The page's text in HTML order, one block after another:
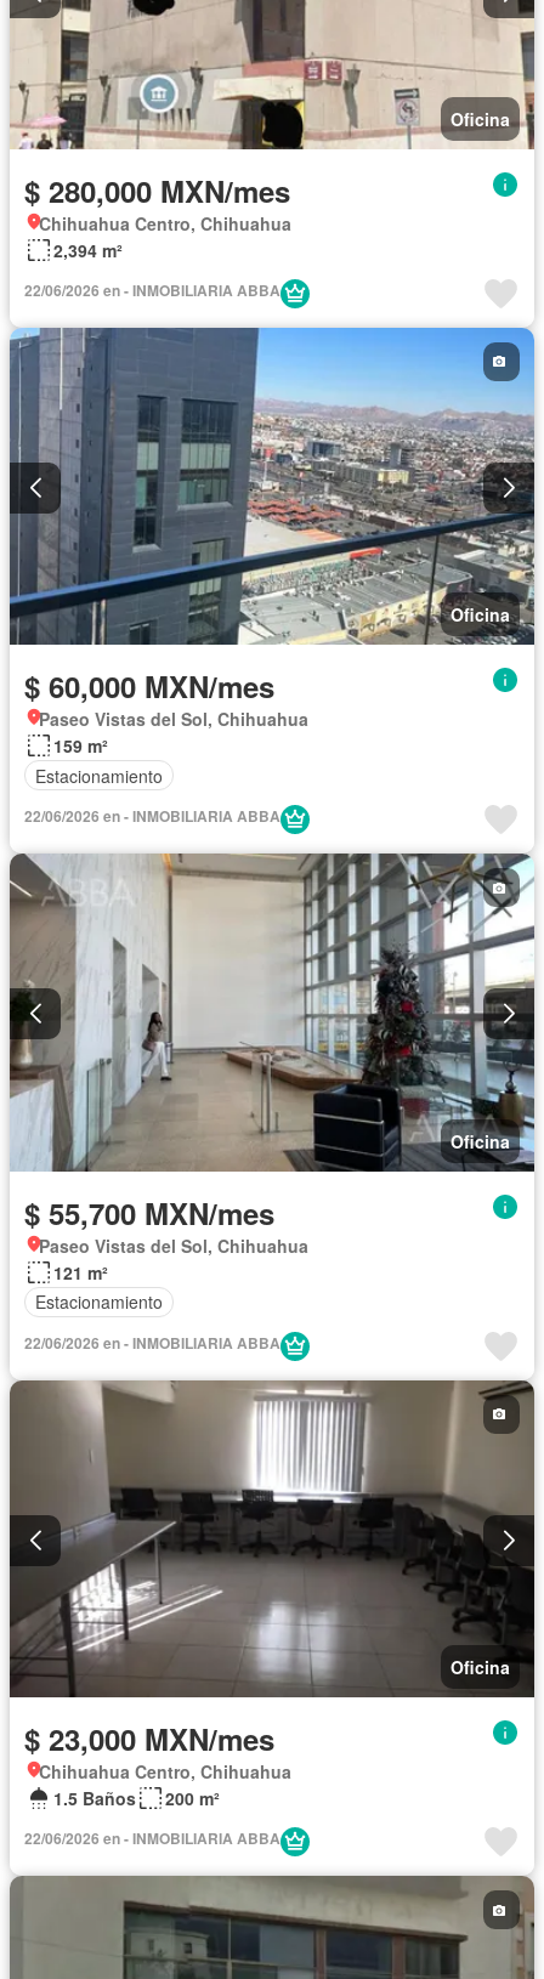
Oficina
$ 280,000 MXN/mes
Chihuahua Centro, Chihuahua
2,394 m²
22/06/2026 en - INMOBILIARIA ABBA
Oficina
$ 60,000 MXN/mes
Paseo Vistas del Sol, Chihuahua
159 m²
Estacionamiento
22/06/2026 en - INMOBILIARIA ABBA
Oficina
$ 55,700 MXN/mes
Paseo Vistas del Sol, Chihuahua
121 m²
Estacionamiento
22/06/2026 en - INMOBILIARIA ABBA
Oficina
$ 23,000 MXN/mes
Chihuahua Centro, Chihuahua
1.5 Baños
200 m²
22/06/2026 en - INMOBILIARIA ABBA